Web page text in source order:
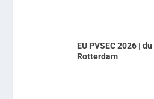
EU PVSEC 2026 |
Rotterdam